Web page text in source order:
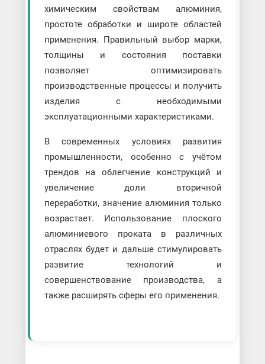
химическим свойствам алюминия,
простоте обработки и широте областей
применения. Правильный выбор марки,
толщины и состояния поставки
позволяет оптимизировать
производственные процессы и получить
изделия с необходимыми
эксплуатационными характеристиками.
В современных условиях развития
промышленности, особенно с учётом
трендов на облегчение конструкций и
увеличение доли вторичной
переработки, значение алюминия только
возрастает. Использование плоского
алюминиевого проката в различных
отраслях будет и дальше стимулировать
развитие технологий и
совершенствование производства, а
также расширять сферы его применения.